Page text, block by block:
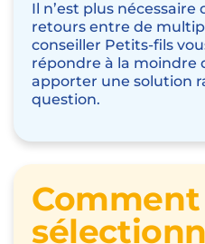
Il n’est plus nécessaire
retours entre de
conseiller Petits-fils
répondre à la moindre
apporter une solution
question.